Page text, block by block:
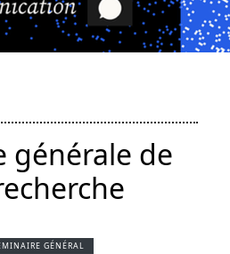
générale de
GÉNÉRAL